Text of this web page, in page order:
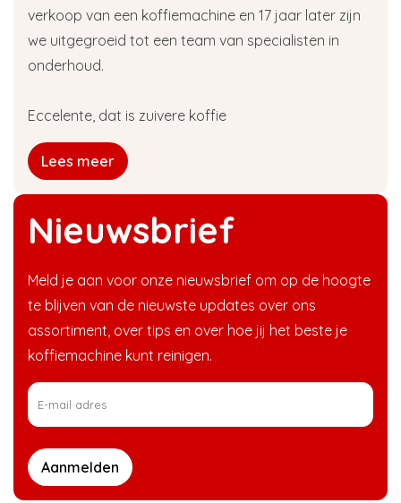
Nieuwsbrief
Meld je aan voor onze nieuwsbrief om op de hoogte
te blijven van de nieuwste updates over ons
assortiment, over tips en over hoe jij het beste je
koffiemachine kunt reinigen.
Aanmelden
verkoop van een koffiemachine en 17 jaar later zijn
we uitgegroeid tot een team van specialisten in
onderhoud.
Eccelente, dat is zuivere koffie
Lees meer